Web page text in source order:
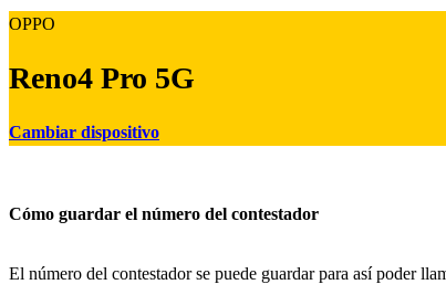
OPPO
Reno4 Pro 5G
Cambiar dispositivo
Cómo guardar el número del contestador
El número del contestador se puede guardar para así poder